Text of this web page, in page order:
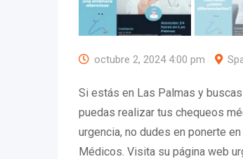
octubre 2, 2024 4:00 pm
Si estás en Las Palmas y
puedas realizar tus chequeos
urgencia, no dudes en ponerte
Médicos. Visita su página web